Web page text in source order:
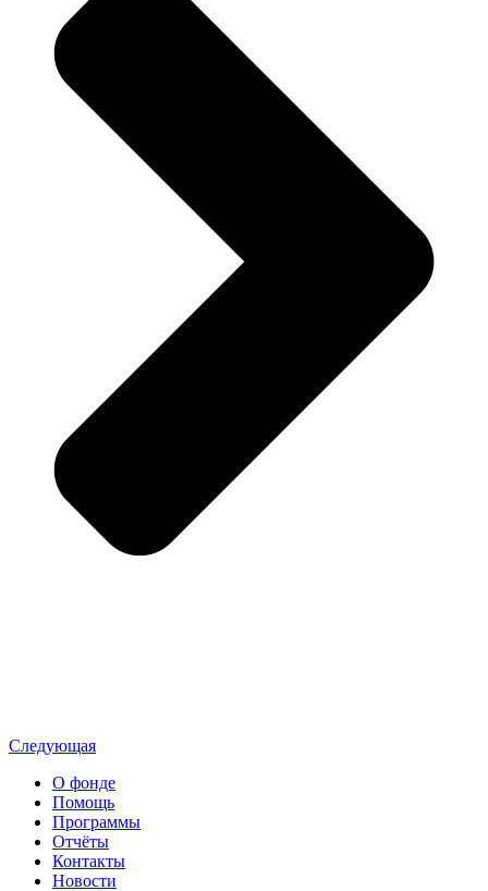
Следующая
О фонде
Помощь
Программы
Отчёты
Контакты
Новости